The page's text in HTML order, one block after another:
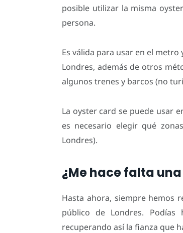
posible utilizar la misma
persona.
Es válida para usar en el
Londres, además de otros
algunos trenes y barcos (no
La oyster card se puede usar
es necesario elegir qué
Londres).
¿Me hace falta
Hasta ahora, siempre hemos
público de Londres.
recuperando así la fianza que